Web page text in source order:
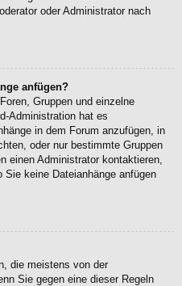
oder Administrator nach
anfügen?
Gruppen und einzelne
Administration hat es
in dem Forum anzufügen, in
oder nur bestimmte Gruppen
einen Administrator kontaktieren,
keine Dateianhänge anfügen
die meistens von der
Sie gegen eine dieser Regeln